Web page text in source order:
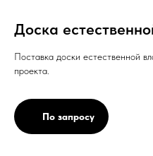
Доска
Поставка доски естественной
проекта.
По запросу